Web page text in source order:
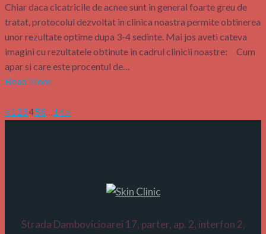
Chiar daca cicatricile de acnee sunt in general foarte greu de
tratat, protocolul dezvoltat in clinica noastra permite obtinerea
unor rezultate optime dupa 3-4 sedinte. Mai jos aveti cateva
imagini cu rezultatele obtinute in cadrul clinicii noastre: Cum
apar si care este procentul de…
Read More
Posts
<Page
1Page
2Page
3Page
4Page
5Page
6…Page
14>
Strada Dambovicioarei 17, parter, ap. 2, interfon 2,